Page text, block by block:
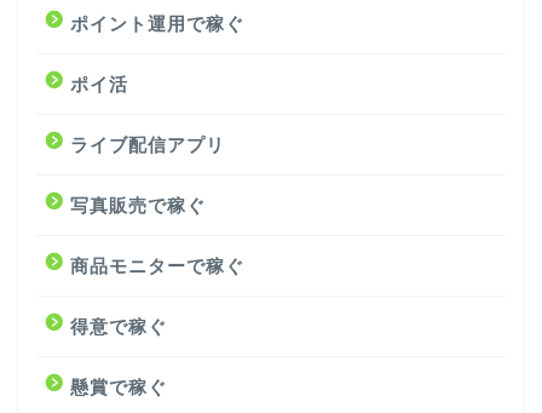
ポイント運用で稼ぐ
ポイ活
ライブ配信アプリ
写真販売で稼ぐ
商品モニターで稼ぐ
得意で稼ぐ
懸賞で稼ぐ